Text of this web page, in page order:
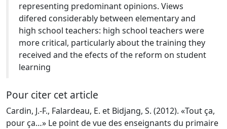
representing predominant opinions. Views
difered considerably between elementary and
high school teachers: high school teachers were
more critical, particularly about the training they
received and the efects of the reform on student
learning
Pour citer cet article
Cardin, J.-F., Falardeau, E. et Bidjang, S. (2012). «Tout ça,
pour ça…» Le point de vue des enseignants du primaire